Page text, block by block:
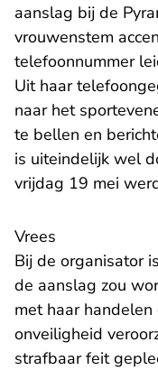
aanslag bij de
vrouwenstem
telefoonnummer
Uit haar
naar het
te bellen en
is uiteindelijk wel
vrijdag 19 mei
Vrees
Bij de organisator
de aanslag zou
met haar
onveiligheid
strafbaar feit